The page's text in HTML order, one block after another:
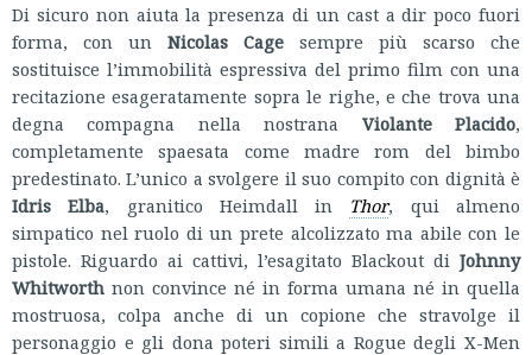
Di sicuro non aiuta la presenza di un cast a dir poco fuori
forma, con un Nicolas Cage sempre più scarso che
sostituisce l’immobilità espressiva del primo film con una
recitazione esageratamente sopra le righe, e che trova una
degna compagna nella nostrana Violante Placido,
completamente spaesata come madre rom del bimbo
predestinato. L’unico a svolgere il suo compito con dignità è
Idris Elba, granitico Heimdall in Thor, qui almeno
simpatico nel ruolo di un prete alcolizzato ma abile con le
pistole. Riguardo ai cattivi, l’esagitato Blackout di Johnny
Whitworth non convince né in forma umana né in quella
mostruosa, colpa anche di un copione che stravolge il
personaggio e gli dona poteri simili a Rogue degli X-Men